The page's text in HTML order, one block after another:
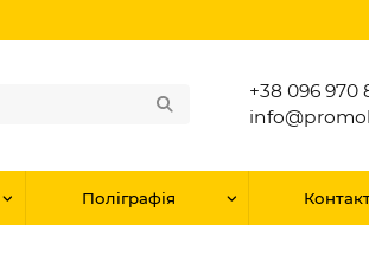
+38 096 970
Поліграфія